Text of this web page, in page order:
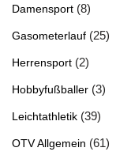
Damensport (8)
Gasometerlauf (25)
Herrensport (2)
Hobbyfußballer (3)
Leichtathletik (39)
OTV Allgemein (61)